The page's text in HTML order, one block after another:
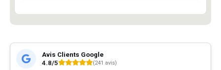
Avis Clients Google
4.8/5
(241 avis)